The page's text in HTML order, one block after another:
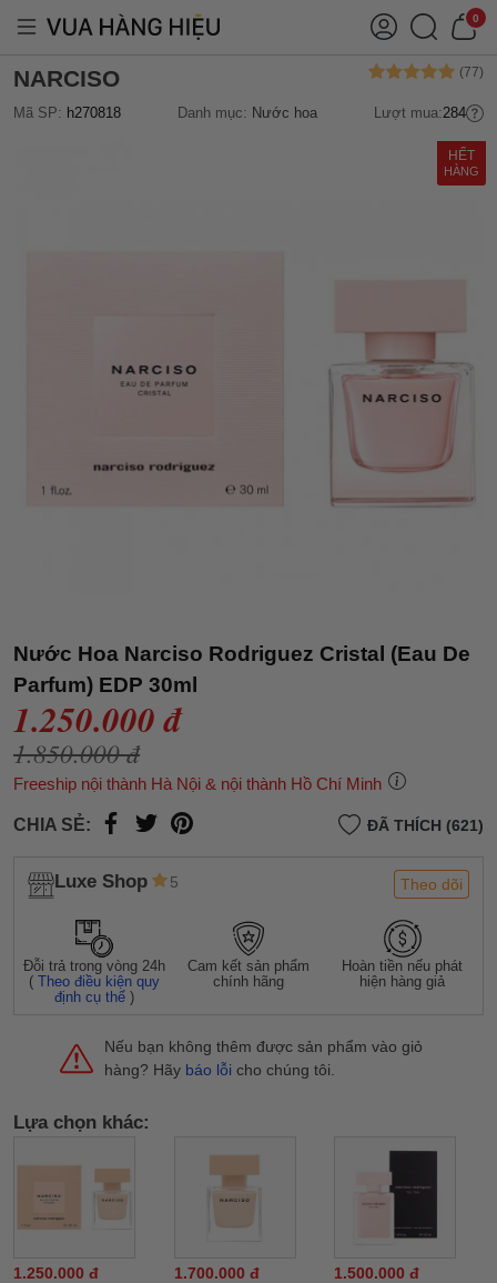
0
NARCISO
Mã SP: h270818 Danh mục: Nước hoa Lượt mua:284
HẾT
HÀNG
Nước Hoa Narciso Rodriguez Cristal (Eau De
Parfum) EDP 30ml
1.250.000 đ
1.850.000 đ
Freeship nội thành Hà Nội & nội thành Hồ Chí Minh
CHIA SẺ: ĐÃ THÍCH (621)
Luxe Shop 5 Theo dõi
Đỗi trả trong vòng 24h
(Theo điều kiện quy
định cụ thể )
Cam kết sản phẩm
chính hãng
Hoàn tiền nếu phát
hiện hàng giả
Nếu bạn không thêm được sản phẩm vào giỏ
hàng? Hãy báo lỗi cho chúng tôi.
Lựa chọn khác:
1.250.000 đ 1.700.000 đ 1.500.000 đ